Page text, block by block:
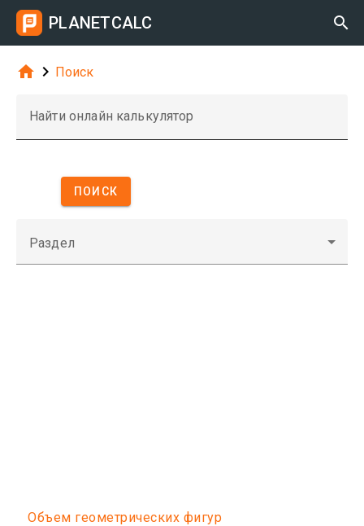
PLANETCALC 
  Поиск
Найти онлайн калькулятор
ПОИСК
Раздел
Объем геометрических фигур